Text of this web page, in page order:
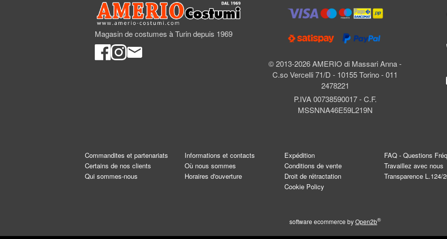
Magasin de costumes à Turin depuis 1969
© 2013-2026 AMERIO di Massari Anna -
C.so Vercelli 71/D - 10155 Torino - 011
2478221
P.IVA 00738590017 - C.F.
MSSNNA46E59L219N
Commandites et partenariats
Certains de nos clients
Qui sommes-nous
Informations et contacts
Où nous sommes
Horaires d'ouverture
Expédition
Conditions de vente
Droit de rétractation
Cookie Policy
FAQ - Questions
Travaillez avec nous
Transparence L.124/
software ecommerce byOpen2b®